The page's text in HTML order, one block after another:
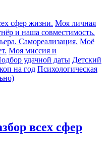
сфер жизни. Моя личная
и наша совместимость.
Самореализация. Моё
Моя миссия и
удачной даты Детский
на год Психологическая
всех сфер